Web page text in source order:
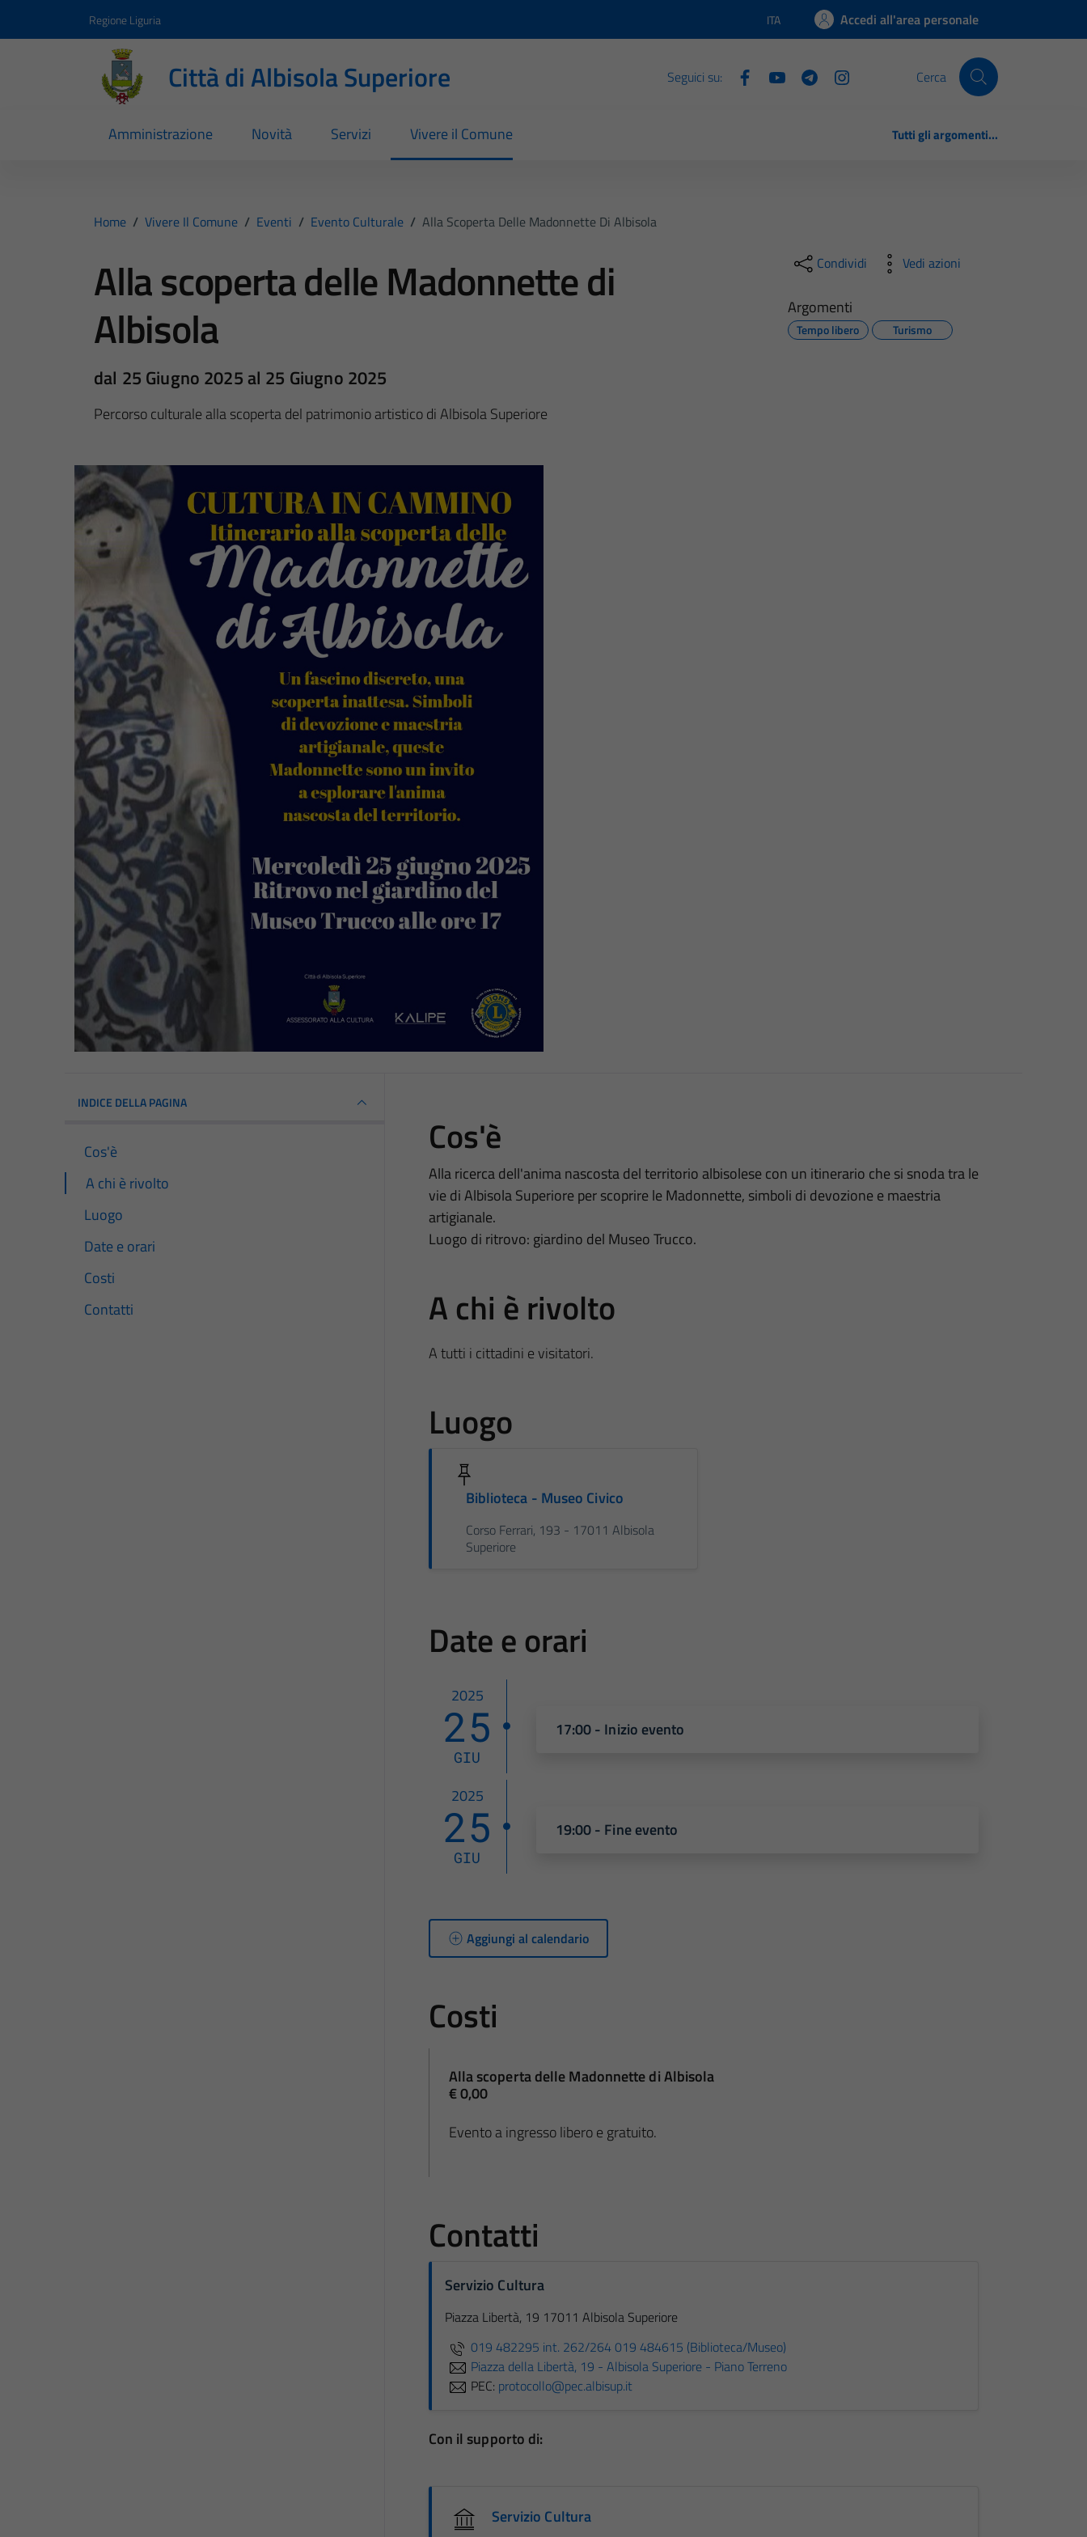
Regione Liguria Lingua attiva:
ITA Accedi all'area personale
Città di Albisola Superiore Seguici su: Cerca
Amministrazione Novità Servizi Vivere il Comune Tutti gli argomenti...
Home / Vivere Il Comune / Eventi / Evento Culturale / Alla Scoperta Delle Madonnette Di Albisola
Alla scoperta delle Madonnette di
Albisola
dal 25 Giugno 2025 al 25 Giugno 2025
Percorso culturale alla scoperta del patrimonio artistico di Albisola Superiore
Condividi Vedi azioni
Argomenti
Tempo libero Turismo
INDICE DELLA PAGINA
Cos'è
A chi è rivolto
Luogo
Date e orari
Costi
Contatti
Cos'è
Alla ricerca dell'anima nascosta del territorio albisolese con un itinerario che si snoda tra le
vie di Albisola Superiore per scoprire le Madonnette, simboli di devozione e maestria
artigianale.
Luogo di ritrovo: giardino del Museo Trucco.
A chi è rivolto
A tutti i cittadini e visitatori.
Luogo
Biblioteca - Museo Civico
Corso Ferrari, 193 - 17011 Albisola
Superiore
Date e orari
2025
25
GIU
17:00 - Inizio evento
2025
25
GIU
19:00 - Fine evento
Aggiungi al calendario
Costi
Alla scoperta delle Madonnette di Albisola
€ 0,00
Evento a ingresso libero e gratuito.
Contatti
Servizio Cultura
Piazza Libertà, 19 17011 Albisola Superiore
019 482295 int. 262/264 019 484615 (Biblioteca/Museo)
Piazza della Libertà, 19 - Albisola Superiore - Piano Terreno
PEC: protocollo@pec.albisup.it
Con il supporto di:
Servizio Cultura